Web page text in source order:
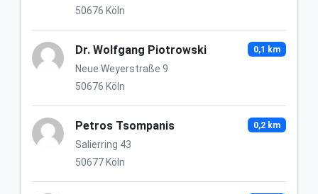
50676 Köln
Dr. Wolfgang Piotrowski
Neue Weyerstraße 9
50676 Köln
0,1 km
Petros Tsompanis
Salierring 43
50677 Köln
0,2 km